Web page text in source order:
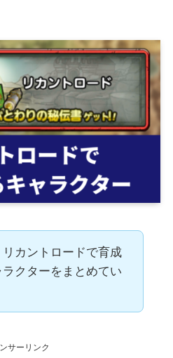
リカントロードで育成
クターをまとめてい
サーリンク